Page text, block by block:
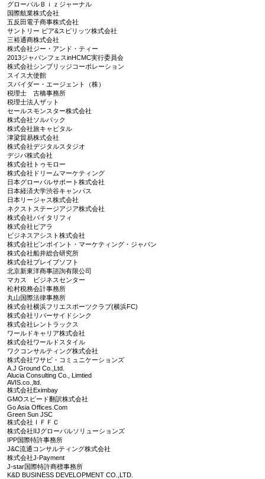
グローバルＢｉｚジャーナル
国際航業株式会社
五反田電子商事株式会社
サントリー ビア&スピリッツ株式会社
三裕通商株式会社
株式会社ジー・アンド・ティー
2013ジャパンフェスinHCMC実行委員会
株式会社シンブリッジコーポレーション
スイス大使館
スパイダー・エージェント（株）
税理士 古橋事務所
税理士法人ザット
セールスモンスター株式会社
株式会社ソルパック
株式会社旅キャピタル
津梁貿易株式会社
株式会社デジタルスタジオ
デジパ株式会社
株式会社トゥモロー
株式会社ドリームマーケティング
日本グローバルサポート株式会社
日本経済大学渋谷キャンパス
日本リージャス株式会社
ネクストステージアジア株式会社
株式会社バイタリフィ
株式会社ピアラ
ビジネスアシスト株式会社
株式会社ピンポイント・マーケティング・ジャパン
株式会社船井総合研究所
株式会社ブレイブソフト
北京新東洋商事諮詢有限公司
マカス ビジネスセンター
松村税務会計事務所
丸山国際法律事務所
株式会社横浜フリエスポーツクラブ(横浜FC)
株式会社リバーサイドシンク
株式会社レントラックス
ワールドキャリア株式会社
株式会社ワールドスタイル
ワクコンサルティング株式会社
株式会社ワサビ・コミュニケーションズ
A.J Ground Co.,Ltd.
Alucia Consulting Co., Limtied
AVIS.co.,ltd.
株式会社Eximbay
GMOスピード翻訳株式会社
Go Asia Offices.Com
Green Sun JSC
株式会社ＩＦＦＣ
株式会社IIJグローバルソリューションズ
IPP国際特許事務所
J&C流通コンサルティング株式会社
株式会社J-Payment
J-star国際特許商標事務所
K&D BUSINESS DEVELOPMENT CO.,LTD.